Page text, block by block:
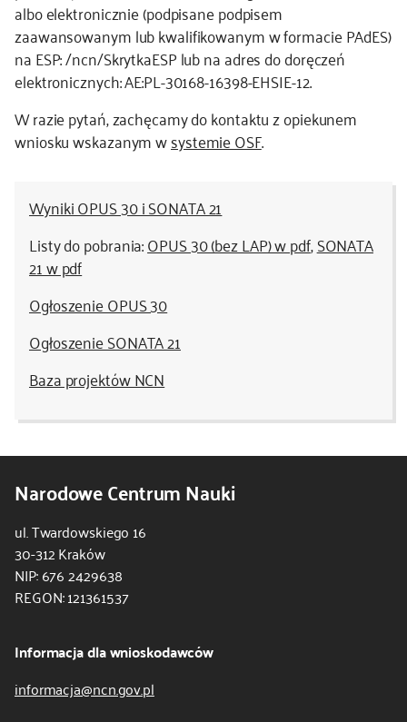
albo elektronicznie (podpisane podpisem
zaawansowanym lub kwalifikowanym w formacie PAdES)
na ESP: /ncn/SkrytkaESP lub na adres do doręczeń
elektronicznych: AE:PL-30168-16398-EHSIE-12.
W razie pytań, zachęcamy do kontaktu z opiekunem
wniosku wskazanym wsystemie OSF.
Wyniki OPUS 30 i SONATA 21
Listy do pobrania:OPUS 30 (bez LAP) w pdf,SONATA
21 w pdf
Ogłoszenie OPUS 30
Ogłoszenie SONATA 21
Baza projektów NCN
Narodowe Centrum Nauki
ul. Twardowskiego 16
30-312 Kraków
NIP: 676 2429638
REGON: 121361537
Informacja dla wnioskodawców
informacja@ncn.gov.pl